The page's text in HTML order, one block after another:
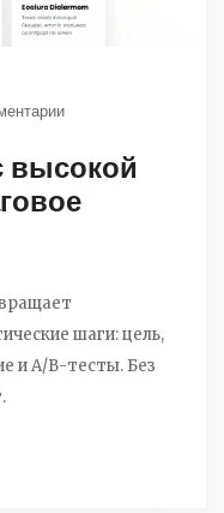
высокой
шаги: цель,
и A/B-тесты. Без